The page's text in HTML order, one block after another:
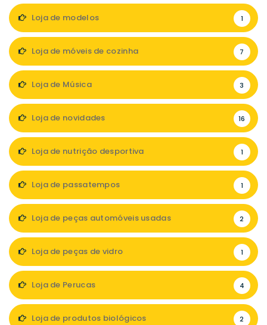
Loja de modelos 1
Loja de móveis de cozinha 7
Loja de Música 3
Loja de novidades 16
Loja de nutrição desportiva 1
Loja de passatempos 1
Loja de peças automóveis usadas 2
Loja de peças de vidro 1
Loja de Perucas 4
Loja de produtos biológicos 2